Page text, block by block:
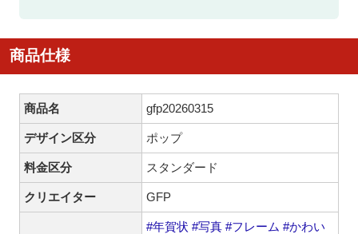
商品仕様
商品名 gfp20260315
デザイン区分 ポップ
料金区分 スタンダード
クリエイター GFP
#年賀状 #写真 #フレーム #かわい